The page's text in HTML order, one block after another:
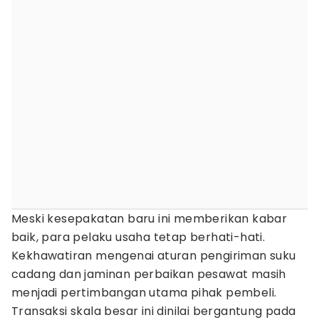
Meski kesepakatan baru ini memberikan kabar
baik, para pelaku usaha tetap berhati-hati.
Kekhawatiran mengenai aturan pengiriman suku
cadang dan jaminan perbaikan pesawat masih
menjadi pertimbangan utama pihak pembeli.
Transaksi skala besar ini dinilai bergantung pada